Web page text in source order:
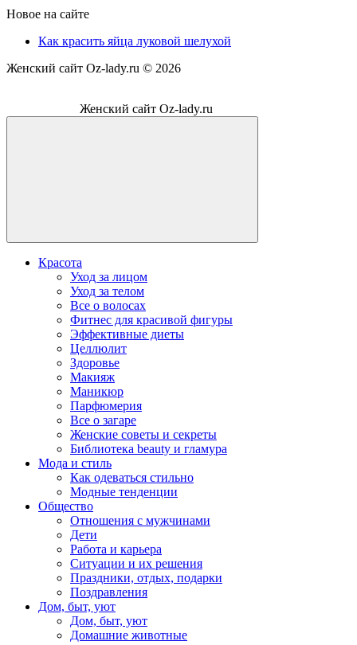
Новое на сайте
Как красить яйца луковой шелухой
Женский сайт Oz-lady.ru © 2026
Женский сайт Oz-lady.ru
Красота
Уход за лицом
Уход за телом
Все о волосах
Фитнес для красивой фигуры
Эффективные диеты
Целлюлит
Здоровье
Макияж
Маникюр
Парфюмерия
Все о загаре
Женские советы и секреты
Библиотека beauty и гламура
Мода и стиль
Как одеваться стильно
Модные тенденции
Общество
Отношения с мужчинами
Дети
Работа и карьера
Ситуации и их решения
Праздники, отдых, подарки
Поздравления
Дом, быт, уют
Дом, быт, уют
Домашние животные